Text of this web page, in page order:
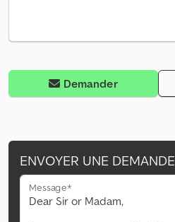
Demander
ENVOYER UNE DEMANDE
Message*